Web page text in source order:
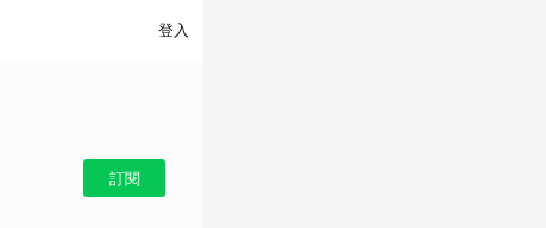
登入
訂閱